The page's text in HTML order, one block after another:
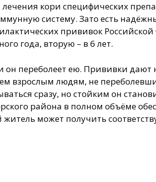
кори специфических
систему. Зато есть
прививок
года, вторую – в 6 лет.
переболеет ею. Прививки дают
взрослым людям, не
сразу, но стойким он
района в полном объёме
может получить